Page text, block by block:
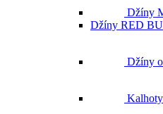
Džíny
Džíny RED
Džíny
Kalhoty